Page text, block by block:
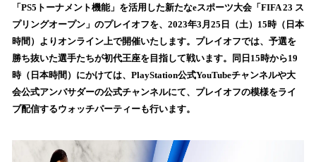
込
み
中
で
す
「PS5トーナメント機能」を活用した新たなeスポーツ大会「FIFA 23 ス
プリングオープン」のプレイオフを、2023年3月25日（土）15時（日本
時間）よりオンライン上で開催いたします。プレイオフでは、予選を
勝ち抜いた選手たちが初代王座を目指して戦います。同日15時から19
時（日本時間）にかけては、PlayStation公式YouTubeチャンネルや大
会公式アンバサダーの公式チャンネルにて、プレイオフの模様をライ
ブ配信するウォッチパーティーも行います。